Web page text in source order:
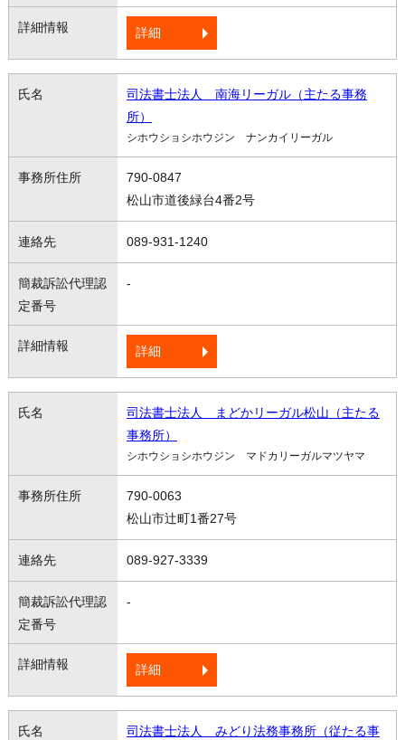
詳細
司法書士法人 南海リーガル（主たる事務
所）
シホウショシホウジン ナンカイリーガル
790-0847
松山市道後緑台4番2号
089-931-1240
-
詳細
司法書士法人 まどかリーガル松山（主たる
事務所）
シホウショシホウジン マドカリーガルマツヤマ
790-0063
松山市辻町1番27号
089-927-3339
-
詳細
司法書士法人 みどり法務事務所（従たる事